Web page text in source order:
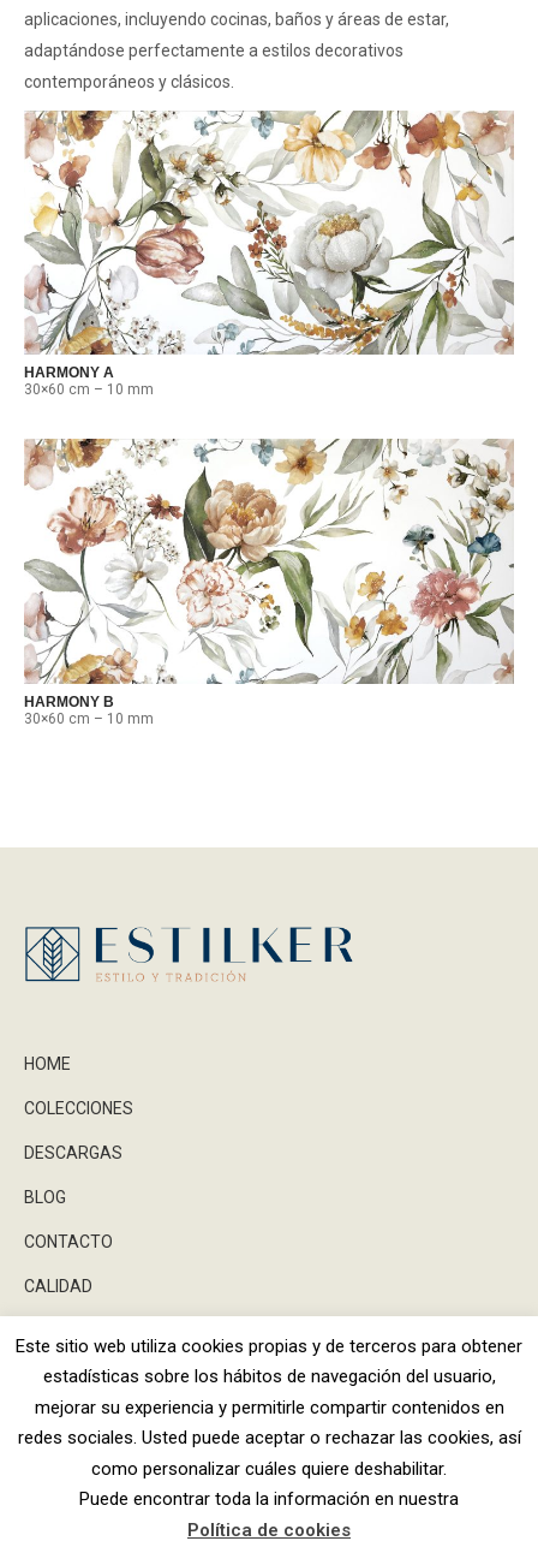
aplicaciones, incluyendo cocinas, baños y áreas de estar,
adaptándose perfectamente a estilos decorativos
contemporáneos y clásicos.
HARMONY A
30×60 cm – 10 mm
HARMONY B
30×60 cm – 10 mm
HOME
COLECCIONES
DESCARGAS
BLOG
CONTACTO
CALIDAD
FacebookInstagram
X
ESTILKER 2026 ©AVISO LEGAL -POLÍTICA
Este sitio web utiliza cookies propias y de terceros para obtener
estadísticas sobre los hábitos de navegación del usuario,
mejorar su experiencia y permitirle compartir contenidos en
redes sociales. Usted puede aceptar o rechazar las cookies, así
como personalizar cuáles quiere deshabilitar.
Puede encontrar toda la información en nuestra
Política de cookies